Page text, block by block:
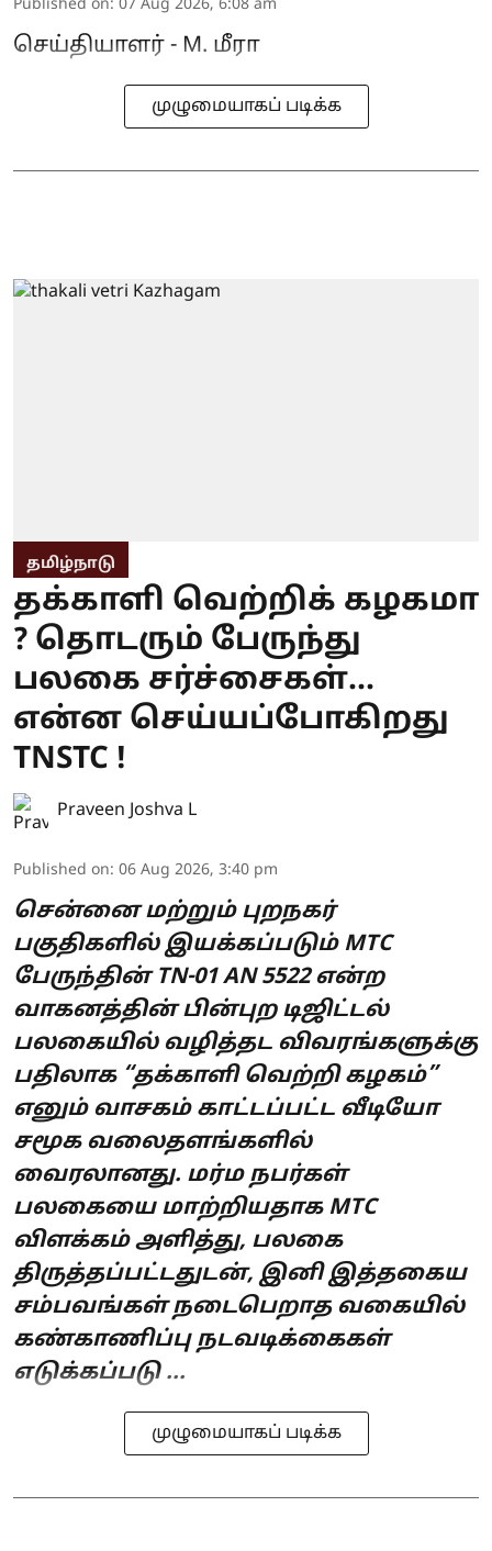
Published on: 07 Aug 2026, 6:08 am
செய்தியாளர் - M. மீரா
முழுமையாகப் படிக்க
தமிழ்நாடு
தக்காளி வெற்றிக் கழகமா
? தொடரும் பேருந்து
பலகை சர்ச்சைகள்...
என்ன செய்யப்போகிறது
TNSTC !
Praveen Joshva L
Published on: 06 Aug 2026, 3:40 pm
சென்னை மற்றும் புறநகர்
பகுதிகளில் இயக்கப்படும் MTC
பேருந்தின் TN-01 AN 5522 என்ற
வாகனத்தின் பின்புற டிஜிட்டல்
பலகையில் வழித்தட விவரங்களுக்கு
பதிலாக “தக்காளி வெற்றி கழகம்”
எனும் வாசகம் காட்டப்பட்ட வீடியோ
சமூக வலைதளங்களில்
வைரலானது. மர்ம நபர்கள்
பலகையை மாற்றியதாக MTC
விளக்கம் அளித்து, பலகை
திருத்தப்பட்டதுடன், இனி இத்தகைய
சம்பவங்கள் நடைபெறாத வகையில்
கண்காணிப்பு நடவடிக்கைகள்
எடுக்கப்படு ...
முழுமையாகப் படிக்க